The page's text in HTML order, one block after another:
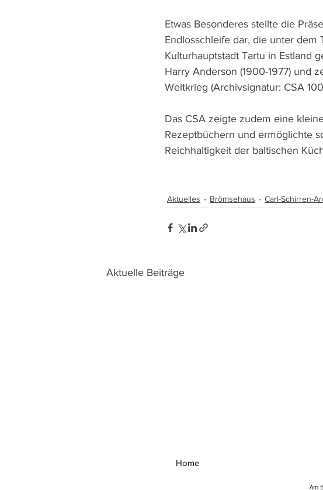
Etwas Besonderes stellte die
Endlosschleife dar, die unter dem
Kulturhauptstadt Tartu in Estland
Harry Anderson (1900-1977) und
Weltkrieg (Archivsignatur: CSA
Das CSA zeigte zudem eine
Rezeptbüchern und ermöglichte
Reichhaltigkeit der baltischen
Aktuelles Brömsehaus Carl-Schirren-
Aktuelle Beiträge
Home
Am